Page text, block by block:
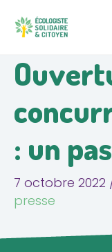
au
: un
7 octobre 2022
presse
des